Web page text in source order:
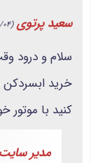
سعید پرتوی (1401/06/04)
سلام و درود
خرید
کنید با موتور
مدیر سایت